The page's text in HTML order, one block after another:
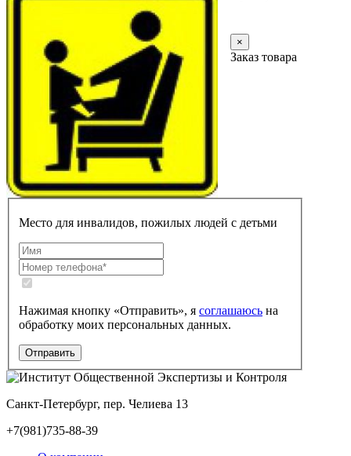
×
Заказ товара
Место для инвалидов, пожилых людей с детьми
Нажимая кнопку «Отправить», я соглашаюсь на
обработку моих персональных данных.
Санкт-Петербург, пер. Челиева 13
+7(981)735-88-39